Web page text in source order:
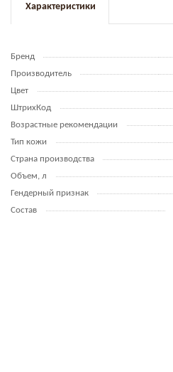
Характеристики
Бренд
Производитель
Цвет
ШтрихКод
Возрастные рекомендации
Тип кожи
Страна производства
Объем, л
Гендерный признак
Состав